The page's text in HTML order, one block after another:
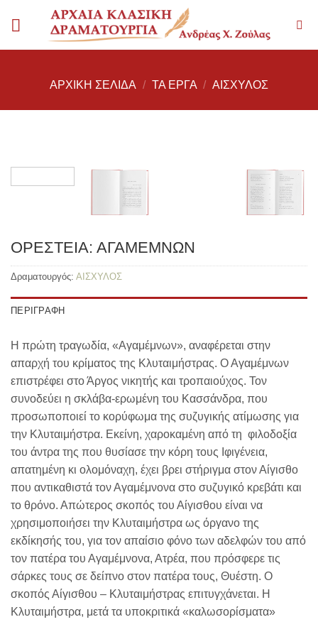
ΑΡΧΙΚΉ ΣΕΛΊΔΑ / ΤΑ ΈΡΓΑ / ΑΙΣΧΥΛΟΣ
ΟΡΕΣΤΕΙΑ: ΑΓΑΜΕΜΝΩΝ
Δραματουργός: ΑΙΣΧΥΛΟΣ
ΠΕΡΙΓΡΑΦΉ
Η πρώτη τραγωδία, «Αγαμέμνων», αναφέρεται στην
απαρχή του κρίματος της Κλυταιμήστρας. Ο Αγαμέμνων
επιστρέφει στο Άργος νικητής και τροπαιούχος. Τον
συνοδεύει η σκλάβα-ερωμένη του Κασσάνδρα, που
προσωποποιεί το κορύφωμα της συζυγικής ατίμωσης για
την Κλυταιμήστρα. Εκείνη, χαροκαμένη από τη φιλοδοξία
του άντρα της που θυσίασε την κόρη τους Ιφιγένεια,
απατημένη κι ολομόναχη, έχει βρει στήριγμα στον Αίγισθο
που αντικαθιστά τον Αγαμέμνονα στο συζυγικό κρεβάτι και
το θρόνο. Απώτερος σκοπός του Αίγισθου είναι να
χρησιμοποιήσει την Κλυταιμήστρα ως όργανο της
εκδίκησής του, για τον απαίσιο φόνο των αδελφών του από
τον πατέρα του Αγαμέμνονα, Ατρέα, που πρόσφερε τις
σάρκες τους σε δείπνο στον πατέρα τους, Θυέστη. Ο
σκοπός Αίγισθου – Κλυταιμήστρας επιτυγχάνεται. Η
Κλυταιμήστρα, μετά τα υποκριτικά «καλωσορίσματα»